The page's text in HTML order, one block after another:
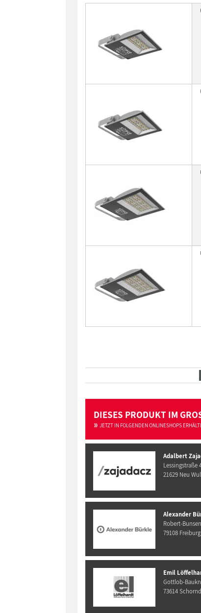
DIESES PRODUKT IM
JETZT IN FOLGENDEN ONLINESHOPS
Adalbert
Lessingstraße
21629 Neu
Alexander
Robert-
79108
Emil
Gottlob-
73614